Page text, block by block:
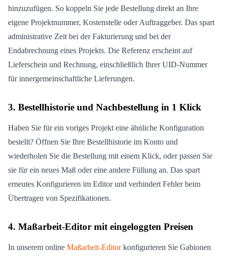
hinzuzufügen. So koppeln Sie jede Bestellung direkt an Ihre
eigene Projektnummer, Kostenstelle oder Auftraggeber. Das spart
administrative Zeit bei der Fakturierung und bei der
Endabrechnung eines Projekts. Die Referenz erscheint auf
Lieferschein und Rechnung, einschließlich Ihrer UID-Nummer
für innergemeinschaftliche Lieferungen.
3. Bestellhistorie und Nachbestellung in 1 Klick
Haben Sie für ein voriges Projekt eine ähnliche Konfiguration
bestellt? Öffnen Sie Ihre Bestellhistorie im Konto und
wiederholen Sie die Bestellung mit einem Klick, oder passen Sie
sie für ein neues Maß oder eine andere Füllung an. Das spart
erneutes Konfigurieren im Editor und verhindert Fehler beim
Übertragen von Spezifikationen.
4. Maßarbeit-Editor mit eingeloggten Preisen
In unserem online Maßarbeit-Editorkonfigurieren Sie Gabionen